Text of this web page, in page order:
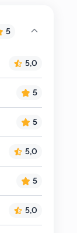
5
5,0
5
5
5,0
5
5,0